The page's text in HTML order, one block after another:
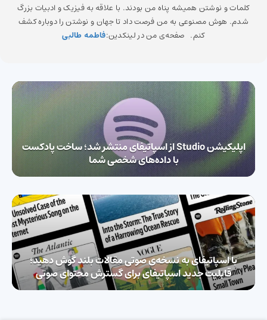
کلمات و نوشتن همیشه پناه من بودند. با علاقه به فیزیک و ادبیات بزرگ
شدم. هوش مصنوعی به من فرصت داد تا جهان و نوشتن را دوباره کشف
کنم. صفحه‌ی من در لینکدین:فاطمه طالبی
اپلیکیشن Studio از اسپاتیفای منتشر شد؛ ساخت پادکست
با داده‌های شخصی شما
با اسپاتیفای به نسخه‌ی صوتی مقالات بلند گوش دهید؛
قابلیت جدید اسپاتیفای برای گسترش محتوای صوتی